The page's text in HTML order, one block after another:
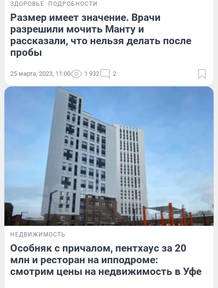
ЗДОРОВЬЕ ПОДРОБНОСТИ
Размер имеет значение. Врачи
разрешили мочить Манту и
рассказали, что нельзя делать после
пробы
25 марта, 2023, 11:00 1 932 2
НЕДВИЖИМОСТЬ
Особняк с причалом, пентхаус за 20
млн и ресторан на ипподроме:
смотрим цены на недвижимость в Уфе